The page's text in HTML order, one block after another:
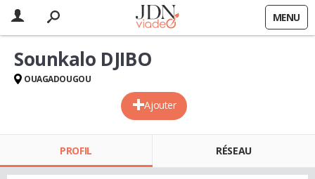
MENU
Ajouter
Sounkalo DJIBO
OUAGADOUGOU
PROFIL RÉSEAU